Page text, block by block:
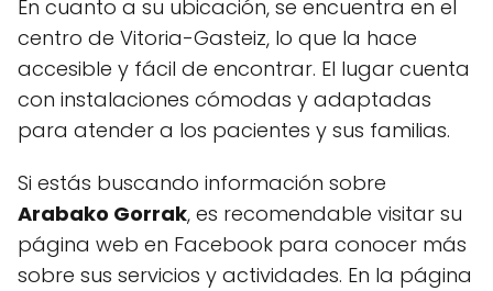
En cuanto a su ubicación, se encuentra en el
centro de Vitoria-Gasteiz, lo que la hace
accesible y fácil de encontrar. El lugar cuenta
con instalaciones cómodas y adaptadas
para atender a los pacientes y sus familias.
Si estás buscando información sobre
Arabako Gorrak, es recomendable visitar su
página web en Facebook para conocer más
sobre sus servicios y actividades. En la página